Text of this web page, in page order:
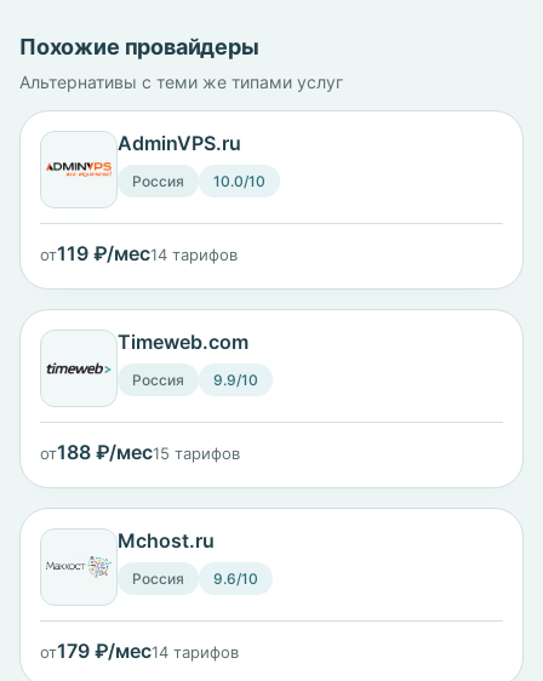
Похожие провайдеры
Альтернативы с теми же типами услуг
AdminVPS.ru
Россия 10.0/10
от119 ₽/мес14 тарифов
Timeweb.com
Россия 9.9/10
от188 ₽/мес15 тарифов
Mchost.ru
Россия 9.6/10
от179 ₽/мес14 тарифов